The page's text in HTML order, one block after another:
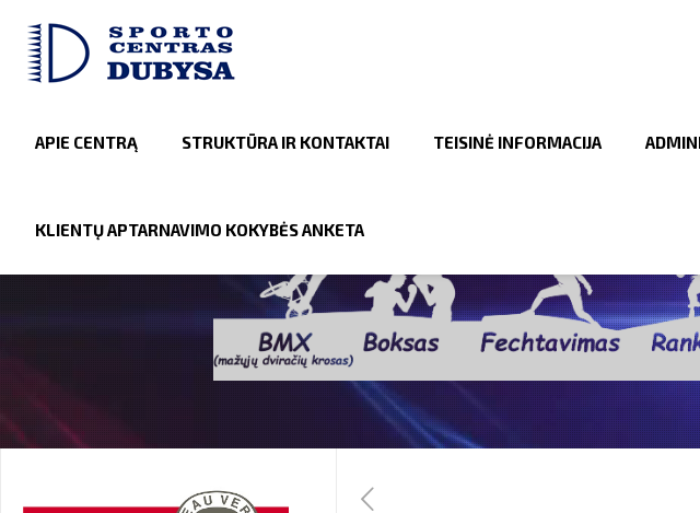
APIE CENTRĄ STRUKTŪRA IR KONTAKTAI TEISINĖ INFORMACIJA
KLIENTŲ APTARNAVIMO KOKYBĖS ANKETA